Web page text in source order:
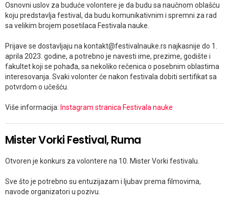
Osnovni uslov za buduće volontere je da budu sa naučnom oblašću
koju predstavlja festival, da budu komunikativnim i spremni za rad
sa velikim brojem posetilaca Festivala nauke.
Prijave se dostavljaju na kontakt@festivalnauke.rs najkasnije do 1.
aprila 2023. godine, a potrebno je navesti ime, prezime, godište i
fakultet koji se pohađa, sa nekoliko rečenica o posebnim oblastima
interesovanja. Svaki volonter će nakon festivala dobiti sertifikat sa
potvrdom o učešću.
Više informacija: Instagram stranica Festivala nauke
Mister Vorki Festival, Ruma
Otvoren je konkurs za volontere na 10. Mister Vorki festivalu.
Sve što je potrebno su entuzijazam i ljubav prema filmovima,
navode organizatori u pozivu.